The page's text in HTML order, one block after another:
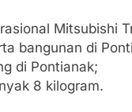
Mitsubishi
bangunan di
di Pontianak;
8 kilogram.